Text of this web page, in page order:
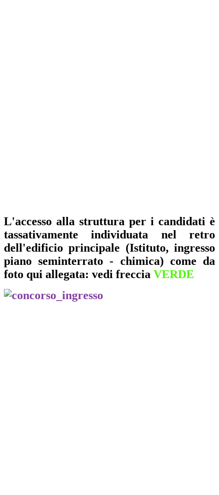
L'accesso alla struttura per i candidati è
tassativamente individuata nel retro
dell'edificio principale (Istituto, ingresso
piano seminterrato - chimica) come da
foto qui allegata: vedi freccia VERDE